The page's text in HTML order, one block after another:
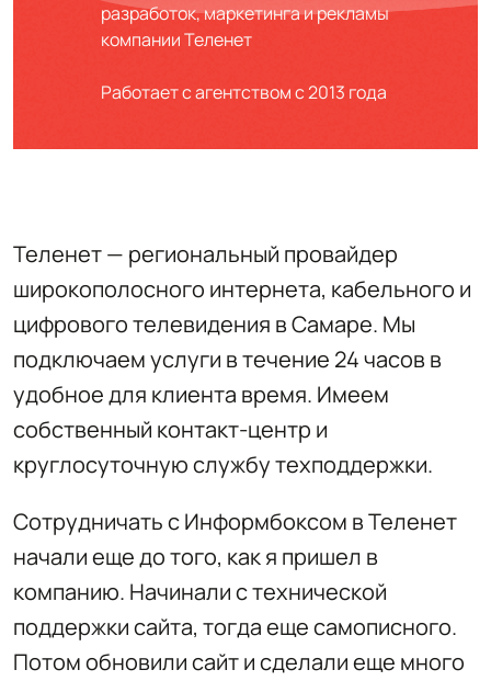
разработок, маркетинга и рекламы
компании Теленет
Работает с агентством с 2013 года
Теленет — региональный провайдер
широкополосного интернета, кабельного и
цифрового телевидения в Самаре. Мы
подключаем услуги в течение 24 часов в
удобное для клиента время. Имеем
собственный контакт-центр и
круглосуточную службу техподдержки.
Сотрудничать с Информбоксом в Теленет
начали еще до того, как я пришел в
компанию. Начинали с технической
поддержки сайта, тогда еще самописного.
Потом обновили сайт и сделали еще много